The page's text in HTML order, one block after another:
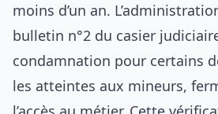
moins d’un an.
bulletin n°2 du casier
condamnation pour certains
les atteintes aux mineurs,